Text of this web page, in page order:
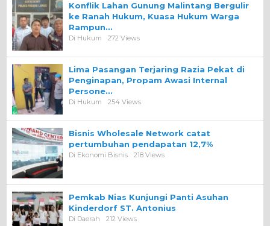
Konflik Lahan Gunung Malintang Bergulir
ke Ranah Hukum, Kuasa Hukum Warga
Rampun…
Di Hukum 272 Views
Lima Pasangan Terjaring Razia Pekat di
Penginapan, Propam Awasi Internal
Persone…
Di Hukum 254 Views
Bisnis Wholesale Network catat
pertumbuhan pendapatan 12,7%
Di Ekonomi Bisnis 218 Views
Pemkab Nias Kunjungi Panti Asuhan
Kinderdorf ST. Antonius
Di Daerah 212 Views